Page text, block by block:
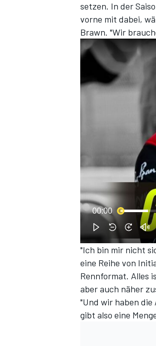
setzen. In der
vorne mit dabei,
Brawn. "Wir
00:00
"Ich bin mir nicht
eine Reihe von
Rennformat. Alles
aber auch näher
"Und wir haben
gibt also eine